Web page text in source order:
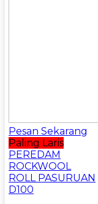
Pesan Sekarang
Paling Laris
PEREDAM
ROCKWOOL
ROLL PASURUAN
D100